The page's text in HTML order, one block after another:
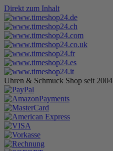
Direkt zum Inhalt
Uhren & Schmuck Shop seit 2004